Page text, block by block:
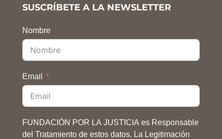
SUSCRÍBETE A LA NEWSLETTER
Nombre
Email
FUNDACIÓN POR LA JUSTICIA es Responsable
del Tratamiento de estos datos. La Legitimación